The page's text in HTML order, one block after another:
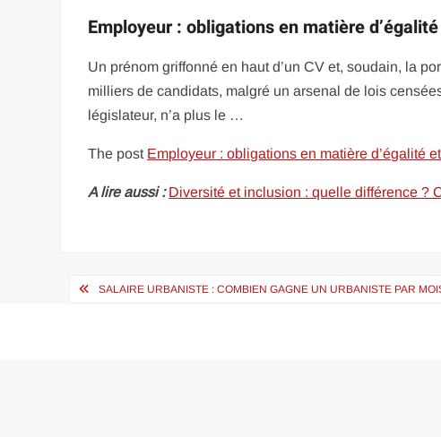
Employeur : obligations en matière
Un prénom griffonné en haut d’un CV et, soudain, la
milliers de candidats, malgré un arsenal de lois
législateur, n’a plus le …
The post Employeur : obligations en matière d’égalité
A lire aussi : Diversité et inclusion : quelle différence ?
Navigation
SALAIRE URBANISTE : COMBIEN GAGNE UN URBANISTE PAR